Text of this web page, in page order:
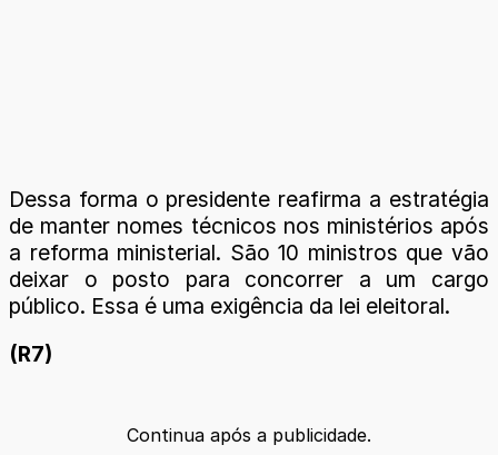
Dessa forma o presidente reafirma a estratégia
de manter nomes técnicos nos ministérios após
a reforma ministerial. São 10 ministros que vão
deixar o posto para concorrer a um cargo
público. Essa é uma exigência da lei eleitoral.
(R7)
Continua após a publicidade.